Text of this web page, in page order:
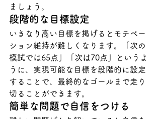
ましょう。
段階的な目標設定
いきなり高い目標を掲げるとモチベー
ション維持が難しくなります。「次の
模試では65点」「次は70点」というよ
うに、実現可能な目標を段階的に設定
することで、最終的なゴールまで走り
切ることができます。
簡単な問題で自信をつける